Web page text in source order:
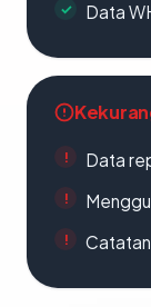
Data
Data